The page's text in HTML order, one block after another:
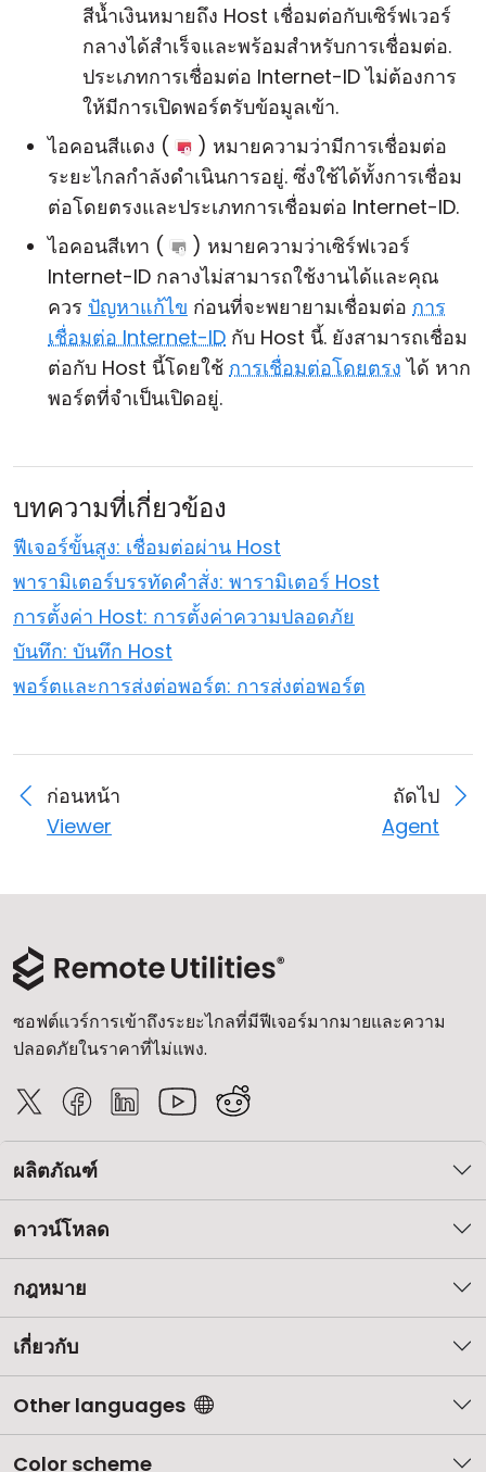
สีน้ำเงินหมายถึง Host เชื่อมต่อกับเซิร์ฟเวอร์
กลางได้สำเร็จและพร้อมสำหรับการเชื่อมต่อ.
ประเภทการเชื่อมต่อ Internet-ID ไม่ต้องการ
ให้มีการเปิดพอร์ตรับข้อมูลเข้า.
ไอคอนสีแดง (
) หมายความว่ามีการเชื่อมต่อ
ระยะไกลกำลังดำเนินการอยู่. ซึ่งใช้ได้ทั้งการเชื่อม
ต่อโดยตรงและประเภทการเชื่อมต่อ Internet-ID.
ไอคอนสีเทา (
) หมายความว่าเซิร์ฟเวอร์
Internet-ID กลางไม่สามารถใช้งานได้และคุณ
ควร ปัญหาแก้ไข ก่อนที่จะพยายามเชื่อมต่อ การ
เชื่อมต่อ Internet-ID กับ Host นี้. ยังสามารถเชื่อม
ต่อกับ Host นี้โดยใช้ การเชื่อมต่อโดยตรง ได้ หาก
พอร์ตที่จำเป็นเปิดอยู่.
บทความที่เกี่ยวข้อง
ฟีเจอร์ขั้นสูง: เชื่อมต่อผ่าน Host
พารามิเตอร์บรรทัดคำสั่ง: พารามิเตอร์ Host
การตั้งค่า Host: การตั้งค่าความปลอดภัย
บันทึก: บันทึก Host
พอร์ตและการส่งต่อพอร์ต: การส่งต่อพอร์ต
ก่อนหน้า
Viewer
ถัดไป
Agent
ซอฟต์แวร์การเข้าถึงระยะไกลที่มีฟีเจอร์มากมายและความ
ปลอดภัยในราคาที่ไม่แพง.
ผลิตภัณฑ์
ดาวน์โหลด
กฎหมาย
เกี่ยวกับ
Other languages
Color scheme